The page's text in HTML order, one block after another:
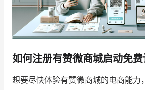
有赞云 数据通服务
如何注册有赞微商城启动免费
想要尽快体验有赞微商城的电商能力，